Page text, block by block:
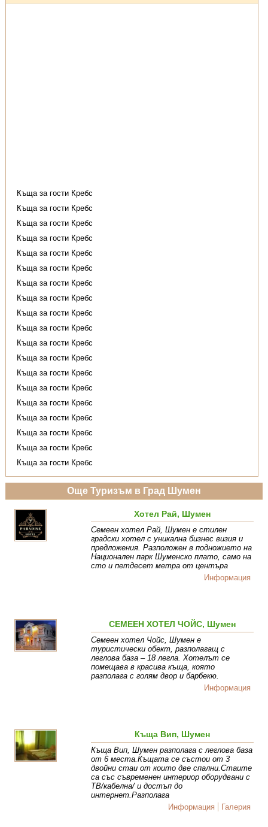
Къща за гости Кребс
Къща за гости Кребс
Къща за гости Кребс
Къща за гости Кребс
Къща за гости Кребс
Къща за гости Кребс
Къща за гости Кребс
Къща за гости Кребс
Къща за гости Кребс
Къща за гости Кребс
Къща за гости Кребс
Къща за гости Кребс
Къща за гости Кребс
Къща за гости Кребс
Къща за гости Кребс
Къща за гости Кребс
Къща за гости Кребс
Къща за гости Кребс
Къща за гости Кребс
Още Туризъм в Град Шумен
Хотел Рай, Шумен
Семеен хотел Рай, Шумен е стилен
градски хотел с уникална бизнес визия и
предложения. Разположен в подножието на
Национален парк Шуменско плато, само на
сто и петдесет метра от центъра
Информация
СЕМЕЕН ХОТЕЛ ЧОЙС, Шумен
Семеен хотел Чойс, Шумен е
туристически обект, разполагащ с
леглова база – 18 легла. Хотелът се
помещава в красива къща, която
разполага с голям двор и барбекю.
Информация
Къща Вип, Шумен
Къща Вип, Шумен разполага с леглова база
от 6 места.Къщата се състои от 3
двойни стаи от които две спални.Стаите
са със съвременен интериор оборудвани с
ТВ/кабелна/ и достъп до
интернет.Разполага
Информация
Галерия